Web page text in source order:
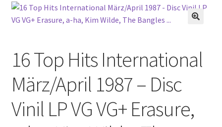
Listă produse
Oferta lunii
Contul meu
16 Top Hits International
März/April 1987 – Disc
Vinil LP VG VG+ Erasure,